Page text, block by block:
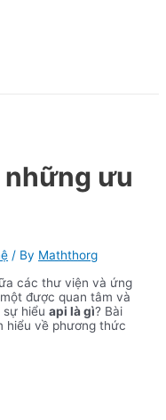
những ưu
/ By Maththorg
các thư viện và ứng
được quan tâm và
sự hiểuapi là gì? Bài
hiểu về phương thức